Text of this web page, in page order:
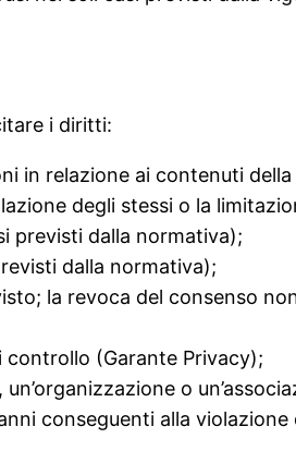
i diritti:
in relazione ai contenuti
degli stessi o la
previsti dalla normativa);
dalla normativa);
la revoca del consenso
controllo (Garante Privacy);
o
conseguenti alla violazione